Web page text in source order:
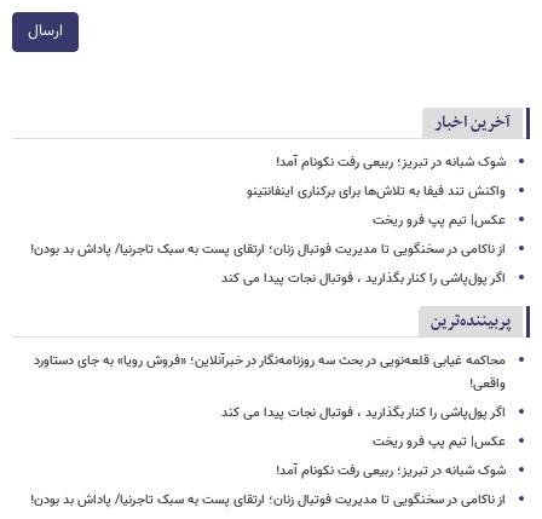
ارسال
آخرین اخبار
شوک شبانه در تبریز؛ ربیعی رفت نکونام آمد!
واکنش تند فیفا به تلاش‌ها برای برکناری اینفانتینو
عکس| تیم پپ فرو ریخت
از ناکامی در سخنگویی تا مدیریت فوتبال زنان؛ ارتقای پست به سبک تاجرنیا/ پاداش بد بودن!
اگر پول‌پاشی را کنار بگذارید ، فوتبال نجات پیدا می کند
پربیننده‌ترین
محاکمه غیابی قلعه‌نویی در بحث سه روزنامه‌نگار در خبرآنلاین؛ «فروش رویا» به جای دستاورد
واقعی!
اگر پول‌پاشی را کنار بگذارید ، فوتبال نجات پیدا می کند
عکس| تیم پپ فرو ریخت
شوک شبانه در تبریز؛ ربیعی رفت نکونام آمد!
از ناکامی در سخنگویی تا مدیریت فوتبال زنان؛ ارتقای پست به سبک تاجرنیا/ پاداش بد بودن!